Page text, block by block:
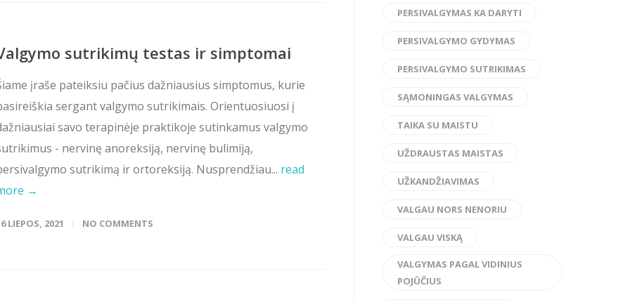
sutrikimų testas ir simptomai
įraše pateiksiu pačius dažniausius simptomus, kurie
sergant valgymo sutrikimais. Orientuosiuosi į
savo terapinėje praktikoje sutinkamus valgymo
- nervinę anoreksiją, nervinę bulimiją,
sutrikimą ir ortoreksiją. Nusprendžiau... read
→
LIEPOS, 2021 NO COMMENTS
PERSIVALGYMAS KA DARYTI
PERSIVALGYMO GYDYMAS
PERSIVALGYMO SUTRIKIMAS
SĄMONINGAS VALGYMAS
TAIKA SU MAISTU
UŽDRAUSTAS MAISTAS
UŽKANDŽIAVIMAS
VALGAU NORS NENORIU
VALGAU VISKĄ
VALGYMAS PAGAL VIDINIUS
POJŪČIUS